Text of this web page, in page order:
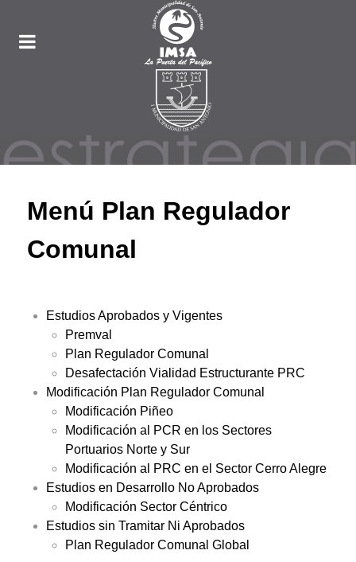
Menú Plan Regulador
Comunal
Estudios Aprobados y Vigentes
Premval
Plan Regulador Comunal
Desafectación Vialidad Estructurante PRC
Modificación Plan Regulador Comunal
Modificación Piñeo
Modificación al PCR en los Sectores
Portuarios Norte y Sur
Modificación al PRC en el Sector Cerro Alegre
Estudios en Desarrollo No Aprobados
Modificación Sector Céntrico
Estudios sin Tramitar Ni Aprobados
Plan Regulador Comunal Global